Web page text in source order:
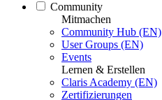
Community
Mitmachen
Community Hub (EN)
User Groups (EN)
Events
Lernen & Erstellen
Claris Academy (EN)
Zertifizierungen